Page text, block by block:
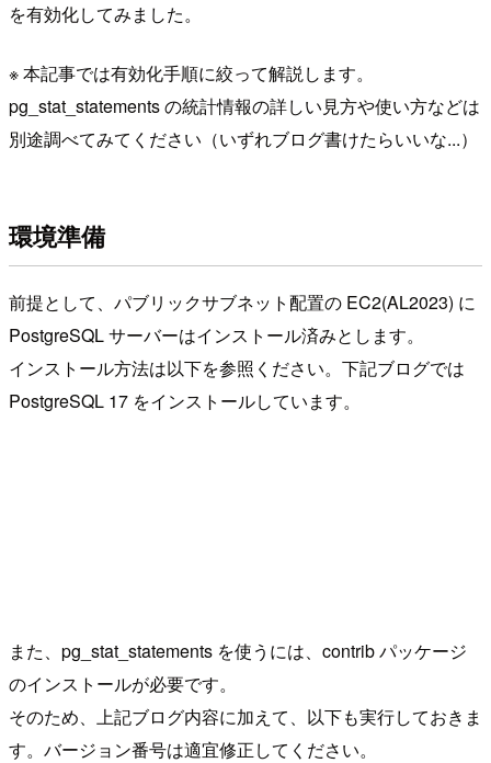
を有効化してみました。
※ 本記事では有効化手順に絞って解説します。
pg_stat_statements の統計情報の詳しい見方や使い方などは
別途調べてみてください（いずれブログ書けたらいいな...）
環境準備
前提として、パブリックサブネット配置の EC2(AL2023) に
PostgreSQL サーバーはインストール済みとします。
インストール方法は以下を参照ください。下記ブログでは
PostgreSQL 17 をインストールしています。
また、pg_stat_statements を使うには、contrib パッケージ
のインストールが必要です。
そのため、上記ブログ内容に加えて、以下も実行しておきま
す。バージョン番号は適宜修正してください。